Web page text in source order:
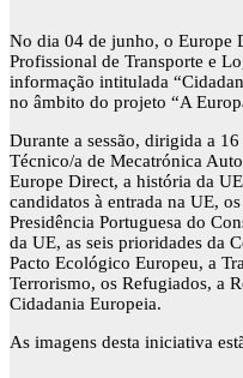
No dia 04 de junho, o Europe
Profissional de Transporte e
informação intitulada
no âmbito do projeto “A
Durante a sessão, dirigida a
Técnico/a de Mecatrónica
Europe Direct, a história da
candidatos à entrada na UE,
Presidência Portuguesa do
da UE, as seis prioridades da
Pacto Ecológico Europeu, a
Terrorismo, os Refugiados, a
Cidadania Europeia.
As imagens desta iniciativa